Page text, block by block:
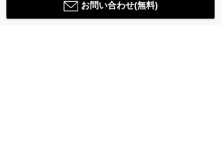
お問い合わせ(無料)